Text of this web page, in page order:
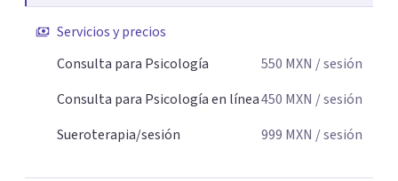
Servicios y precios
Consulta para Psicología
550 MXN / sesión
Consulta para Psicología en línea450 MXN / sesión
Sueroterapia/sesión
999 MXN / sesión